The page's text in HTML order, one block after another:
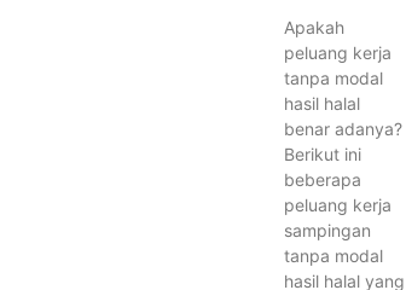
Apakah
peluang kerja
tanpa modal
hasil halal
benar adanya?
Berikut ini
beberapa
peluang kerja
sampingan
tanpa modal
hasil halal yang